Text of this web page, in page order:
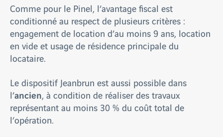
Comme pour le Pinel, l’avantage fiscal est
conditionné au respect de plusieurs critères :
engagement de location d’au moins 9 ans, location
en vide et usage de résidence principale du
locataire.
Le dispositif Jeanbrun est aussi possible dans
l’ancien, à condition de réaliser des travaux
représentant au moins 30 % du coût total de
l’opération.